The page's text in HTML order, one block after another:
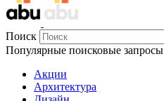
Поиск
Популярные поисковые запросы
Акции
Архитектура